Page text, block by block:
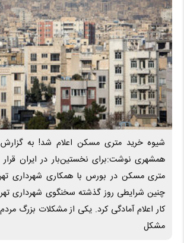
شیوه خرید متری مسکن اعلام شد! به گزارش
همشهری نوشت:برای نخستین‌بار در ایران
متری مسکن در بورس با همکاری شهرداری
چنین شرایطی روز گذشته سخنگوی شهرداری
کار اعلام آمادگی کرد. یکی از مشکلات بزرگ
مشکل